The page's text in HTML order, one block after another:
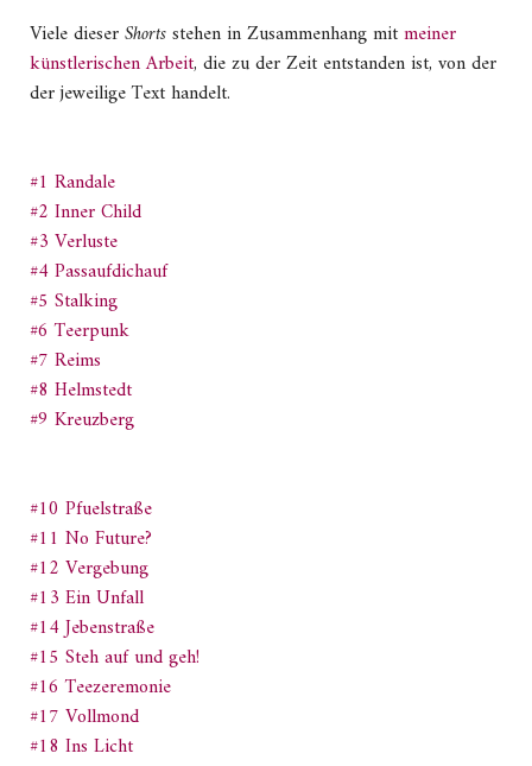
Viele dieserShortsstehen in Zusammenhang mitmeiner
künstlerischen Arbeit, die zu der Zeit entstanden ist, von der
der jeweilige Text handelt.
#1 Randale
#2 Inner Child
#3 Verluste
#4 Passaufdichauf
#5 Stalking
#6 Teerpunk
#7 Reims
#8 Helmstedt
#9 Kreuzberg
#10 Pfuelstraße
#11 No Future?
#12 Vergebung
#13 Ein Unfall
#14 Jebenstraße
#15 Steh auf und geh!
#16 Teezeremonie
#17 Vollmond
#18 Ins Licht